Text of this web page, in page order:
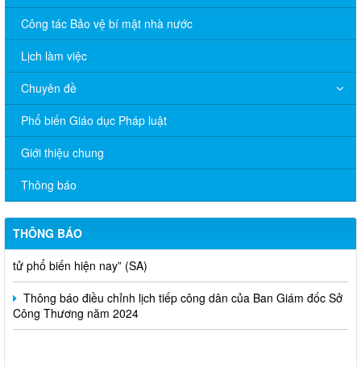
Công tác Bảo vệ bí mật nhà nước
Lịch làm việc
Chuyên đề
Phổ biến Giáo dục Pháp luật
Giới thiệu chung
Thông báo
THÔNG BÁO
V/v đề nghị báo cáo hệ thống phân phối, nhãn hiệu hàng hóa
và hoạt động mua bán khí trên địa bàn tỉnh năm 2025 (nhắc lần
2).
Thông báo bán thanh lý tài sản công theo hình thức chỉ định
Thông báo lựa chọn nhà thầu thực hiện gói thầu: “tổ chức tập
huấn kinh doanh online hiệu quả trên các kênh thương mại điện
tử phổ biến hiện nay” (SA)
Thông báo điều chỉnh lịch tiếp công dân của Ban Giám đốc Sở
Công Thương năm 2024